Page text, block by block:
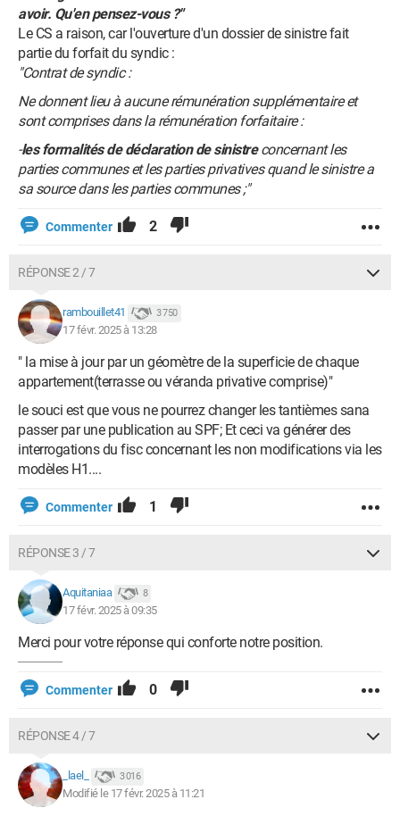
avoir. Qu'en pensez-vous ?"
Le CS a raison, car l'ouverture d'un dossier de sinistre fait
partie du forfait du syndic :
"Contrat de syndic :
Ne donnent lieu à aucune rémunération supplémentaire et
sont comprises dans la rémunération forfaitaire :
-les formalités de déclaration de sinistreconcernant les
parties communes et les parties privatives quand le sinistre a
sa source dans les parties communes ;"
Commenter 2
RÉPONSE 2 / 7
rambouillet41 3 750
17 févr. 2025 à 13:28
" la mise à jour par un géomètre de la superficie de chaque
appartement(terrasse ou véranda privative comprise)"
le souci est que vous ne pourrez changer les tantièmes sana
passer par une publication au SPF; Et ceci va générer des
interrogations du fisc concernant les non modifications via les
modèles H1....
Commenter 1
RÉPONSE 3 / 7
Aquitaniaa 8
17 févr. 2025 à 09:35
Merci pour votre réponse qui conforte notre position.
Commenter 0
RÉPONSE 4 / 7
_lael_ 3 016
Modifié le 17 févr. 2025 à 11:21